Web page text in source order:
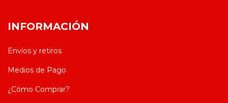
INFORMACIÓN
Envíos y retiros
Medios de Pago
¿Cómo Comprar?